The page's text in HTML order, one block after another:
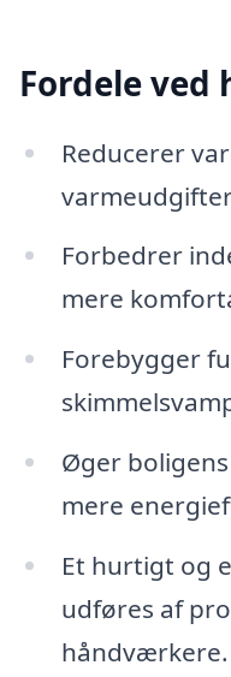
Fordele
Reducerer
Forbedrer
mere
Forebygger
Øger
mere
Et hurtigt og
udføres af
håndværkere.